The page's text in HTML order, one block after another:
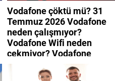
Vodafone çöktü mü? 31
Temmuz 2026 Vodafone
neden çalışmıyor?
Vodafone Wifi neden
çekmiyor? Vodafone
mobil uygulamaya neden
giremiyorum?